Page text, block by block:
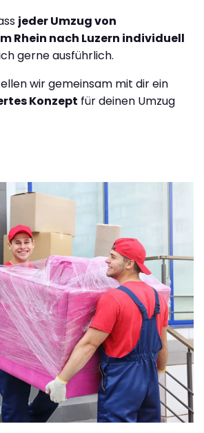
jeder Umzug von
Rhein nach Luzern individuell
gerne ausführlich.
wir gemeinsam mit dir ein
Konzept für deinen Umzug